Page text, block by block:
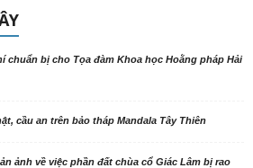
chuẩn bị cho Tọa đàm Khoa học Hoằng pháp Hải
cầu an trên bảo tháp Mandala Tây Thiên
ảnh về việc phần đất chùa cổ Giác Lâm bị rao